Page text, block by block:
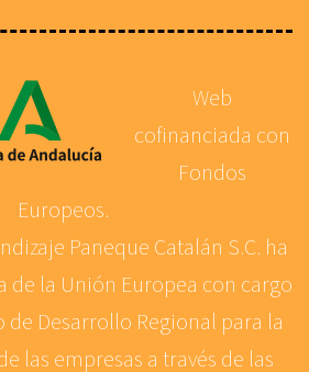
Web
cofinanciada con
Fondos
Europeos.
Paneque Catalán S.C. ha
de la Unión Europea con cargo
de Desarrollo Regional para la
las empresas a través de las